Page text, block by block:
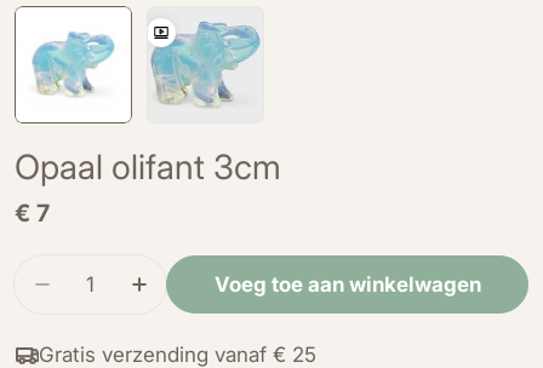
Opaal olifant 3cm
Normale
€ 7
Hoeveelheid
Verminder de hoeveelheid voor Opaal olifant
Verhoog de hoeveelheid voor Opaal
Voeg toe aan winkelwagen
Gratis verzending vanaf € 25